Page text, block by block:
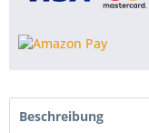
Beschreibung